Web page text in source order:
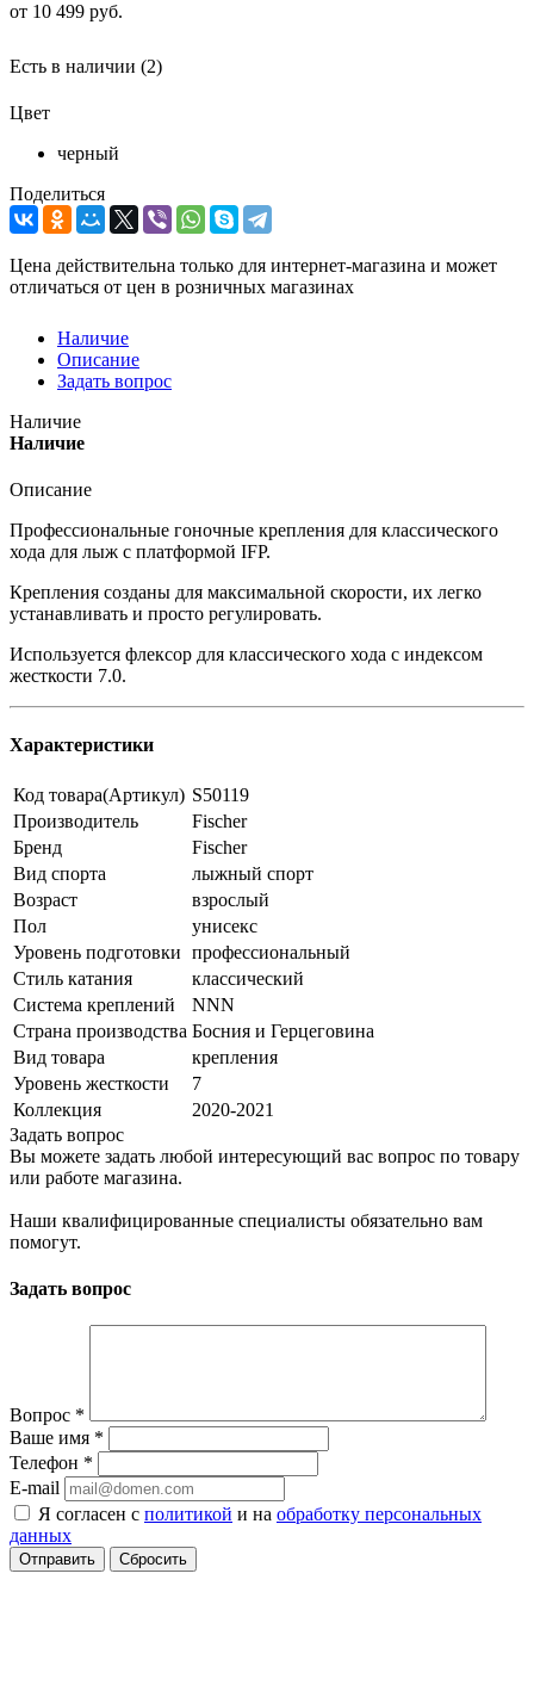
от 10 499 руб.
Есть в наличии (2)
Цвет
черный
Поделиться
Цена действительна только для интернет-магазина и может
отличаться от цен в розничных магазинах
Наличие
Описание
Задать вопрос
Наличие
Наличие
Описание
Профессиональные гоночные крепления для классического
хода для лыж с платформой IFP.
Крепления созданы для максимальной скорости, их легко
устанавливать и просто регулировать.
Используется флексор для классического хода c индексом
жесткости 7.0.
Характеристики
Код товара(Артикул) S50119
Производитель
Fischer
Бренд
Fischer
Вид спорта
лыжный спорт
Возраст
взрослый
Пол
унисекс
Уровень подготовки профессиональный
Стиль катания
классический
Система креплений
NNN
Страна производства Босния и Герцеговина
Вид товара
крепления
Уровень жесткости
7
Коллекция
2020-2021
Задать вопрос
Вы можете задать любой интересующий вас вопрос по товару
или работе магазина.
Наши квалифицированные специалисты обязательно вам
помогут.
Задать вопрос
Вопрос *
Ваше имя *
Телефон *
E-mail
Я согласен с политикой и на обработку персональных
данных
Сбросить